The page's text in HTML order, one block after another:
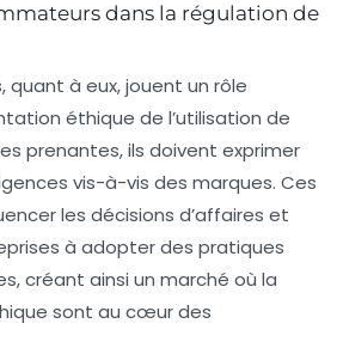
dans la régulation de
quant à eux, jouent un rôle
éthique de l’utilisation de
prenantes, ils doivent exprimer
vis-à-vis des marques. Ces
les décisions d’affaires et
à adopter des pratiques
créant ainsi un marché où la
sont au cœur des